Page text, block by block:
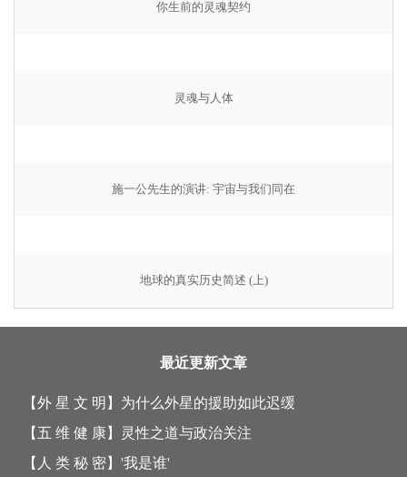
你生前的灵魂契约
灵魂与人体
施一公先生的演讲: 宇宙与我们同在
地球的真实历史简述 (上)
最近更新文章
【外 星 文 明】 为什么外星的援助如此迟缓
【五 维 健 康】
灵性之道与政治关注
【人 类 秘 密】 '我是谁'